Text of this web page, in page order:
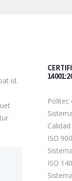
id.
Politec
ISO
ISO